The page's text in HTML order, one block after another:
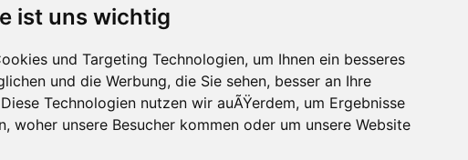
ist uns wichtig
und Targeting Technologien, um Ihnen ein besseres
und die Werbung, die Sie sehen, besser an Ihre
Technologien nutzen wir auÃŸerdem, um Ergebnisse
woher unsere Besucher kommen oder um unsere Website
hat ein Konzept gegen Schadsoftware auf Handys entwickelt, das nicht nach
...
Kontakt-Trojaner-Board-Archiv-Datenschutzerklärung-Nach oben